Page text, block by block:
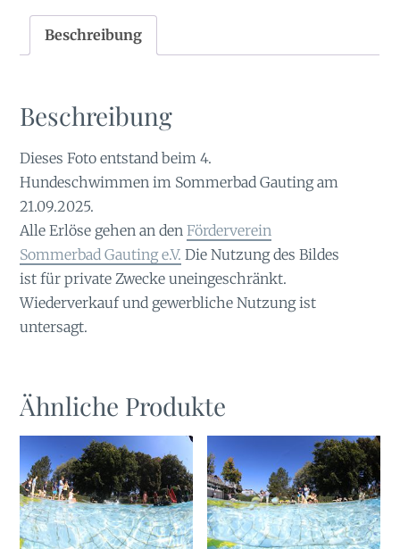
Beschreibung
Beschreibung
Dieses Foto entstand beim 4.
Hundeschwimmen im Sommerbad Gauting am
21.09.2025.
Alle Erlöse gehen an denFörderverein
Sommerbad Gauting e.V. Die Nutzung des Bildes
ist für private Zwecke uneingeschränkt.
Wiederverkauf und gewerbliche Nutzung ist
untersagt.
Ähnliche Produkte